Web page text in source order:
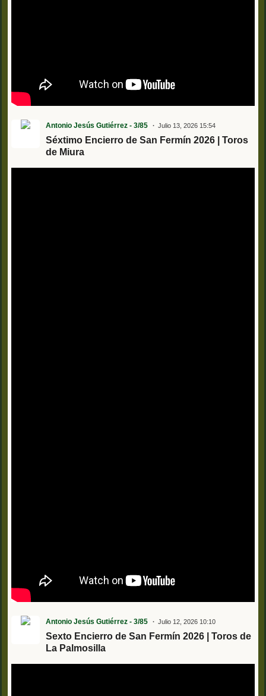
Antonio Jesús Gutiérrez - 3/85 Julio 13, 2026 15:54
Séxtimo Encierro de San Fermín 2026 | Toros
de Miura
Antonio Jesús Gutiérrez - 3/85 Julio 12, 2026 10:10
Sexto Encierro de San Fermín 2026 | Toros de
La Palmosilla